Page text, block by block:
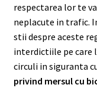
respectarea lor te
neplacute in trafic.
stii despre aceste
interdictiile pe care
circuli in siguranta
privind mersul cu